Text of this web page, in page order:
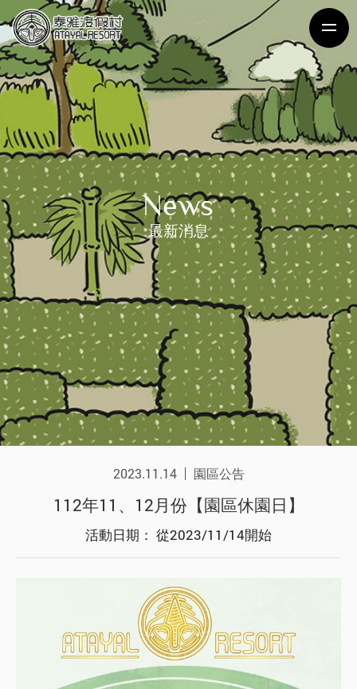
News
最新消息
2023.11.14 園區公告
112年11、12月份【園區休園日】
活動日期： 從2023/11/14開始